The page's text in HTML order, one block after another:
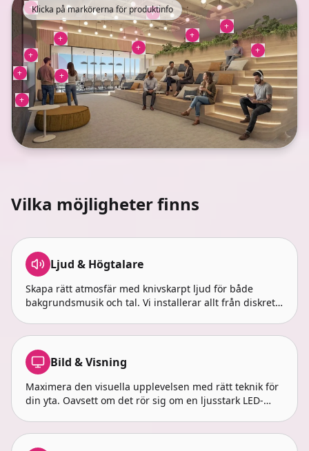
+
+
+
+
+
+
+
+
+
+
+
Klicka på markörerna för produktinfo
Vilka möjligheter finns
Ljud & Högtalare
Skapa rätt atmosfär med knivskarpt ljud för både
bakgrundsmusik och tal. Vi installerar allt från diskreta,
Bild & Visning
Maximera den visuella upplevelsen med rätt teknik för
din yta. Oavsett om det rör sig om en ljusstark LED-